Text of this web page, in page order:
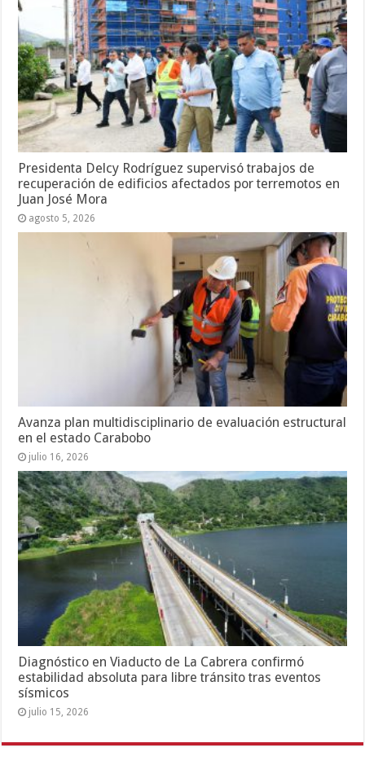
Presidenta Delcy Rodríguez supervisó trabajos de
recuperación de edificios afectados por terremotos en
Juan José Mora
agosto 5, 2026
Avanza plan multidisciplinario de evaluación estructural
en el estado Carabobo
julio 16, 2026
Diagnóstico en Viaducto de La Cabrera confirmó
estabilidad absoluta para libre tránsito tras eventos
sísmicos
julio 15, 2026